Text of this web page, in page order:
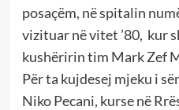
posaçëm, në spitalin
vizituar në vitet ’80, kur
kushëririn tim Mark Zef
Për ta kujdesej mjeku i
Niko Pecani, kurse në